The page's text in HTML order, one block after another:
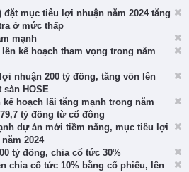
đặt mục tiêu lợi nhuận năm 2024 tăng
ở mức thấp
mạnh
kế hoạch tham vọng trong năm
nhuận 200 tỷ đồng, tăng vốn lên
sàn HOSE
kế hoạch lãi tăng mạnh trong năm
tỷ đồng từ cổ đông
dự án mới tiềm năng, mục tiêu lợi
2024
tỷ đồng, chia cổ tức 30%
chia cổ tức 10% bằng cổ phiếu, lên